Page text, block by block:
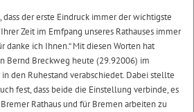
dass der erste Eindruck immer der wichtigste
Zeit im Emfpang unseres Rathauses immer
danke ich Ihnen.“ Mit diesen Worten hat
Bernd Breckweg heute (29.92006) im
den Ruhestand verabschiedet. Dabei stellte
fest, dass beide die Einstellung verbinde, es
Rathaus und für Bremen arbeiten zu